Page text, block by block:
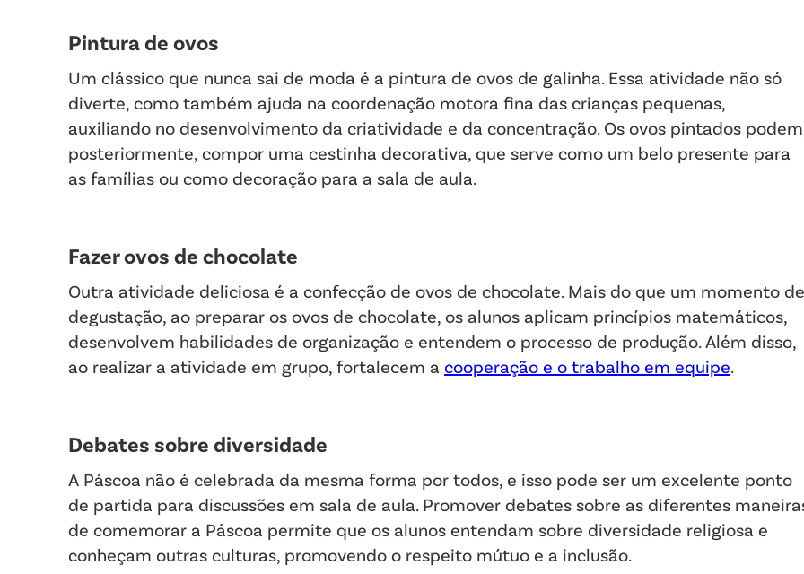
Pintura de ovos
Um clássico que nunca sai de moda é a pintura de ovos de galinha. Essa atividade não só
diverte, como também ajuda na coordenação motora fina das crianças pequenas,
auxiliando no desenvolvimento da criatividade e da concentração. Os ovos pintados
posteriormente, compor uma cestinha decorativa, que serve como um belo presente para
as famílias ou como decoração para a sala de aula.
Fazer ovos de chocolate
Outra atividade deliciosa é a confecção de ovos de chocolate. Mais do que um momento de
degustação, ao preparar os ovos de chocolate, os alunos aplicam princípios matemáticos,
desenvolvem habilidades de organização e entendem o processo de produção. Além disso,
ao realizar a atividade em grupo, fortalecem a cooperação e o trabalho em equipe.
Debates sobre diversidade
A Páscoa não é celebrada da mesma forma por todos, e isso pode ser um excelente ponto
de partida para discussões em sala de aula. Promover debates sobre as diferentes
de comemorar a Páscoa permite que os alunos entendam sobre diversidade religiosa e
conheçam outras culturas, promovendo o respeito mútuo e a inclusão.